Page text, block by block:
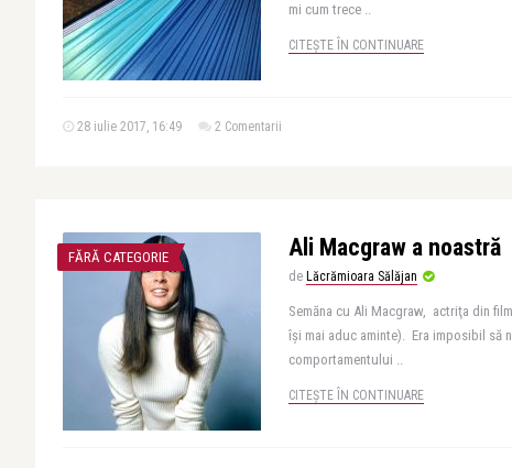
mi cum trece ..
CITEȘTE ÎN CONTINUARE
28 iulie 2017, 16:49 2 Comentarii
FĂRĂ CATEGORIE Ali Macgraw a noastră
de Lăcrămioara Sălăjan
Semăna cu Ali Macgraw, actriţa din
îşi mai aduc aminte). Era imposibil să
comportamentului ..
CITEȘTE ÎN CONTINUARE